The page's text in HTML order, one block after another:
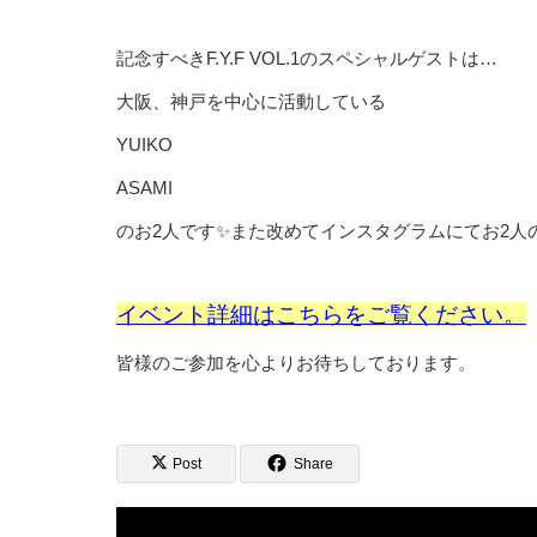
記念すべきF.Y.F VOL.1のスペシャルゲストは…
大阪、神戸を中心に活動している
YUIKO
ASAMI
のお2人です✨また改めてインスタグラムにてお2人
イベント詳細はこちらをご覧ください。
皆様のご参加を心よりお待ちしております。
Post Share